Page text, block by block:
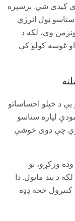
کیدی شي. برسېره
ټول انرژي
وي، لکه د
غوسه کولو کې
د خپلو احساساتو
لپاره ستاسو
وي چې دوی خوشې
ورکړو، نو
د بند ماتول. دا
څخه ډډه